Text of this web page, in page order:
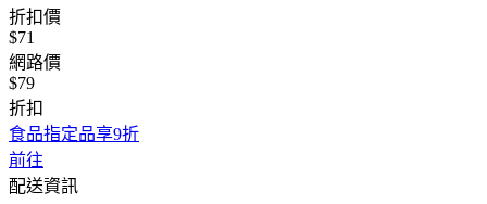
折扣價
$71
網路價
$79
折扣
食品指定品享9折
前往
配送資訊